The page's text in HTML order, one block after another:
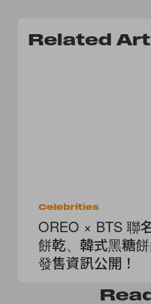
Related
Celebrities
OREO × BTS 聯
餅乾、韓式黑糖
發售資訊公開！